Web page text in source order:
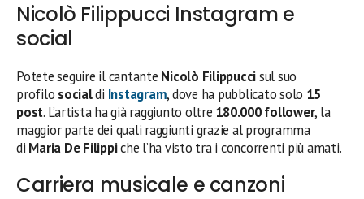
Nicolò Filippucci Instagram e
social
Potete seguire il cantante Nicolò Filippuccisul suo
profilo socialdi Instagram, dove ha pubblicato solo 15
post. L’artista ha già raggiunto oltre 180.000 follower, la
maggior parte dei quali raggiunti grazie al programma
di Maria De Filippiche l’ha visto tra i concorrenti più amati.
Carriera musicale e canzoni